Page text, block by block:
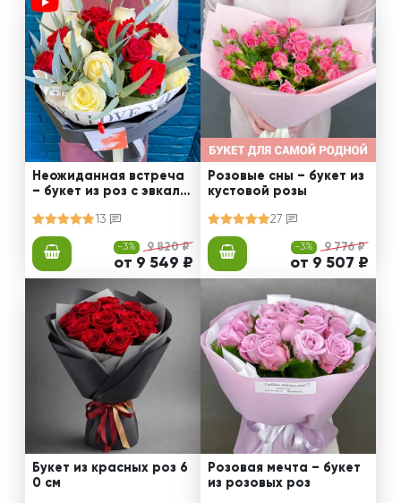
Неожиданная встреча
– букет из роз с эвкали
13
-3% 9 820 ₽
от 9 549 ₽
Розовые сны – букет из
кустовой розы
27
-3% 9 776 ₽
от 9 507 ₽
Букет из красных роз 6
0 см
Розовая мечта – букет
из розовых роз